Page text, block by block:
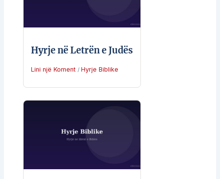
Hyrje në Letrën e Judës
Lini një Koment / Hyrje Biblike